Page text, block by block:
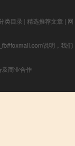
类目录 | 精选推荐文章 | 网
说明，我们
商业合作